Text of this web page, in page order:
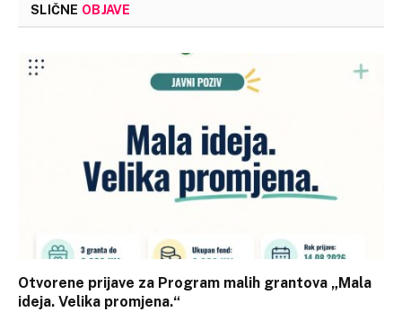
SLIČNE OBJAVE
Otvorene prijave za Program malih grantova „Mala
ideja. Velika promjena.“